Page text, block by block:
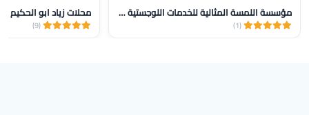
مؤسسة اللمسة المثالية للخدمات اللوجستية للنقل
(1)
محلات زياد ابو الحكيم
(9)